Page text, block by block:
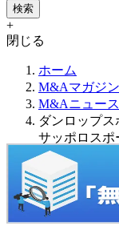
+
閉じる
ホーム
M&Aマガジン
M&Aニュース
ダンロップス
サッポロスポ